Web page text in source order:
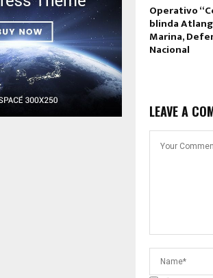
Operativo
blinda
Marina,
Nacional
LEAVE A